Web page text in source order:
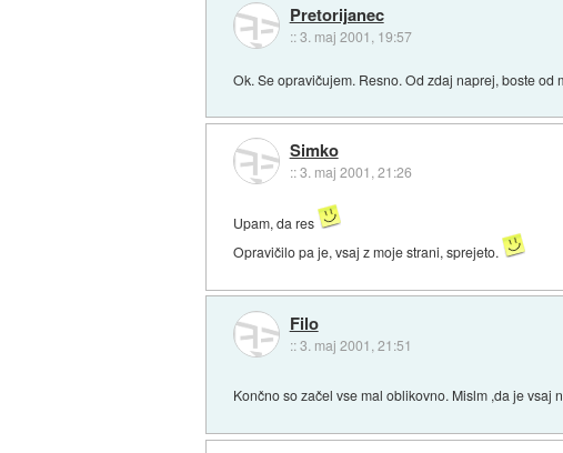
Pretorijanec
::3. maj 2001, 19:57
Ok. Se opravičujem. Resno. Od zdaj naprej, boste
Simko
::3. maj 2001, 21:26
Upam, da res
Opravičilo pa je, vsaj z moje strani, sprejeto.
Filo
::3. maj 2001, 21:51
Končno so začel vse mal oblikovno. Mislm ,da je vsaj